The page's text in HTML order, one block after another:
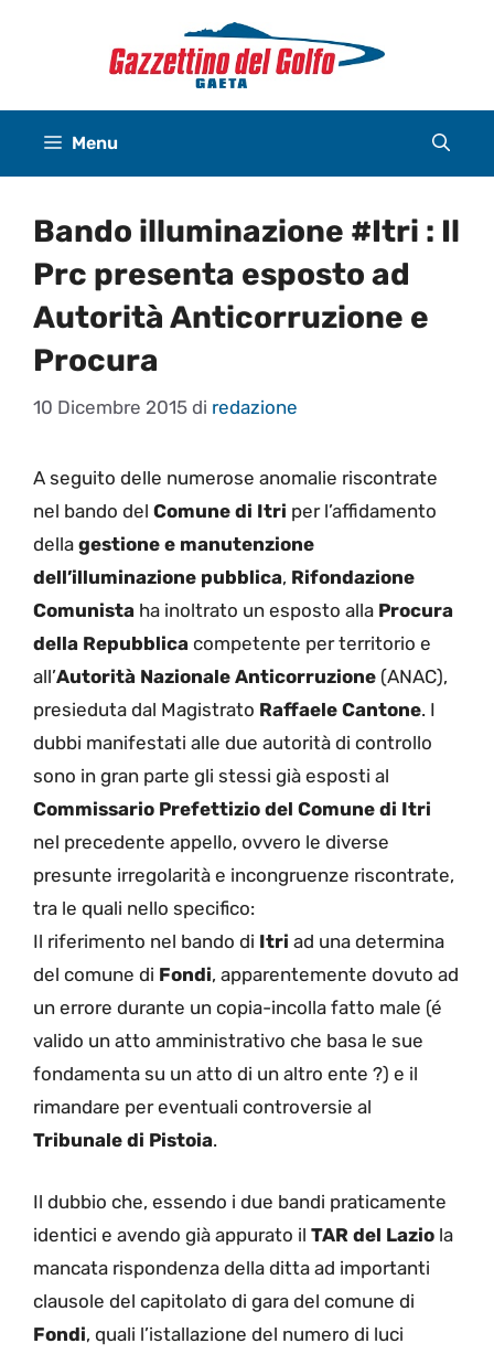
Menu
Bando illuminazione #Itri : Il
Prc presenta esposto ad
Autorità Anticorruzione e
Procura
10 Dicembre 2015 di redazione
A seguito delle numerose anomalie riscontrate
nel bando del Comune di Itri per l’affidamento
della gestione e manutenzione
dell’illuminazione pubblica, Rifondazione
Comunista ha inoltrato un esposto alla Procura
della Repubblica competente per territorio e
all’Autorità Nazionale Anticorruzione (ANAC),
presieduta dal Magistrato Raffaele Cantone. I
dubbi manifestati alle due autorità di controllo
sono in gran parte gli stessi già esposti al
Commissario Prefettizio del Comune di Itri
nel precedente appello, ovvero le diverse
presunte irregolarità e incongruenze riscontrate,
tra le quali nello specifico:
Il riferimento nel bando di Itri ad una determina
del comune di Fondi, apparentemente dovuto ad
un errore durante un copia-incolla fatto male (é
valido un atto amministrativo che basa le sue
fondamenta su un atto di un altro ente ?) e il
rimandare per eventuali controversie al
Tribunale di Pistoia.
Il dubbio che, essendo i due bandi praticamente
identici e avendo già appurato il TAR del Lazio la
mancata rispondenza della ditta ad importanti
clausole del capitolato di gara del comune di
Fondi, quali l’istallazione del numero di luci